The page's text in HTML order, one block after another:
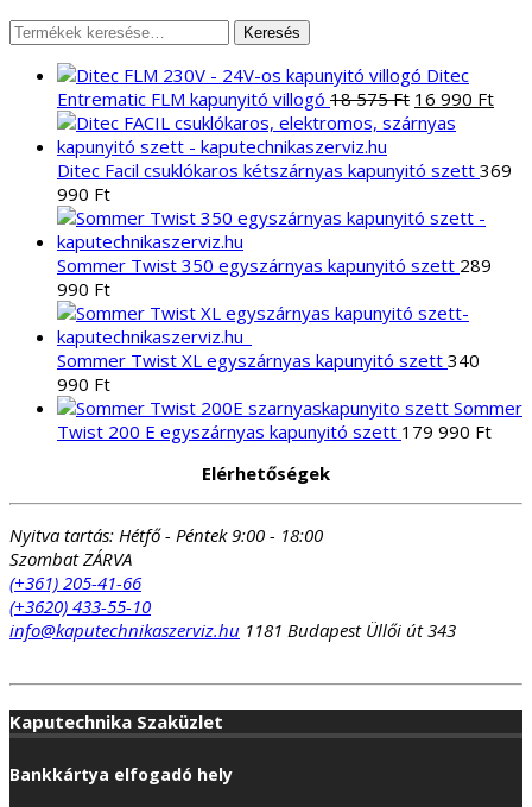
Keresés
következőre:
Keresés
Ditec
Entrematic FLM kapunyitó villogó 18 575Ft Original
price
18
16 990 Ft
16
Ditec Facil csuklókaros kétszárnyas kapunyitó szett 369
990 Ft
Sommer Twist 350 egyszárnyas kapunyitó szett 289
990 Ft
Sommer Twist XL egyszárnyas kapunyitó szett 340
990 Ft
Sommer
Twist 200 E egyszárnyas kapunyitó szett 179 990 Ft
Elérhetőségek
Nyitva tartás: Hétfő - Péntek 9:00 - 18:00
Szombat ZÁRVA
(+361) 205-41-66
(+3620) 433-55-10
info@kaputechnikaszerviz.hu 1181 Budapest Üllői út 343
Kaputechnika Szaküzlet
Bankkártya elfogadó hely